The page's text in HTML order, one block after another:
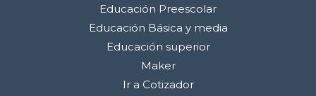
Educación Preescolar
Educación Básica y media
Educación superior
Maker
Ir a Cotizador